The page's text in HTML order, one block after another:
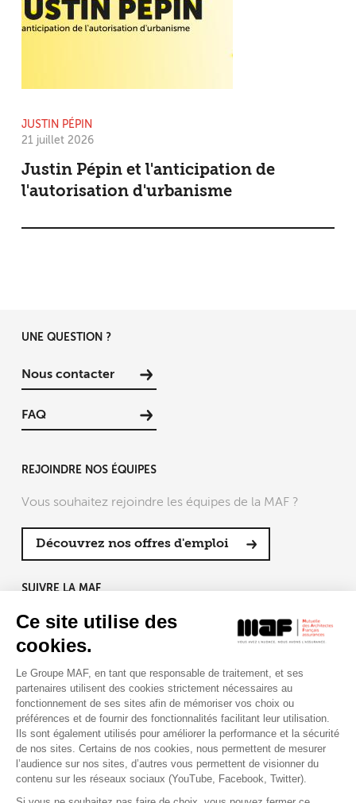
Ce site utilise des
cookies.
Le Groupe MAF, en tant que responsable de traitement, et ses
partenaires utilisent des cookies strictement nécessaires au
fonctionnement de ses sites afin de mémoriser vos choix ou
préférences et de fournir des fonctionnalités facilitant leur utilisation.
Ils sont également utilisés pour améliorer la performance et la sécurité
de nos sites. Certains de nos cookies, nous permettent de mesurer
l’audience sur nos sites, d’autres vous permettent de visionner du
contenu sur les réseaux sociaux (YouTube, Facebook, Twitter).
JUSTIN PÉPIN
21 juillet 2026
Justin Pépin et l'anticipation de
l'autorisation d'urbanisme
UNE QUESTION ?
Nous contacter
FAQ
REJOINDRE NOS ÉQUIPES
Vous souhaitez rejoindre les équipes de la MAF ?
Découvrez nos offres d'emploi
SUIVRE LA MAF
RETROUVEZ-NOUS SUR :